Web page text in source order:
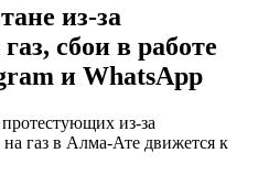
из-за
сбои в работе
и WhatsApp
из-за
газ в Алма-Ате движется к